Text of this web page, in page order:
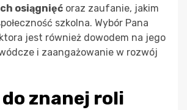
osiągnięć oraz zaufanie, jakim
szkolna. Wybór Pana
jest również dowodem na jego
i zaangażowanie w rozwój
znanej roli